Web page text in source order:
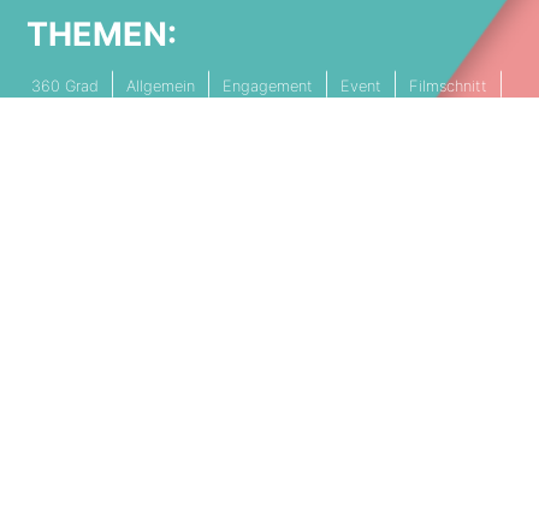
THEMEN:
360 Grad Allgemein Engagement Event
Filmschnitt